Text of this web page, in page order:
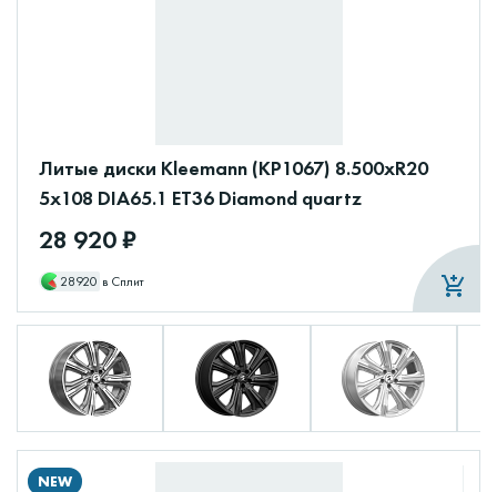
Литые диски Kleemann (КР1067) 8.500xR20
5x108 DIA65.1 ET36 Diamond quartz
28 920 ₽
28920 в Сплит
NEW